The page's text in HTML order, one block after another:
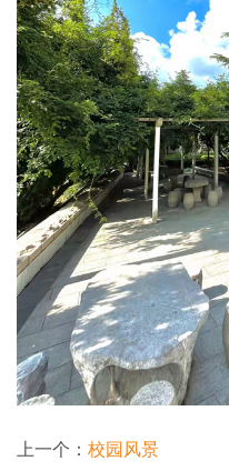
上一个： 校园风景